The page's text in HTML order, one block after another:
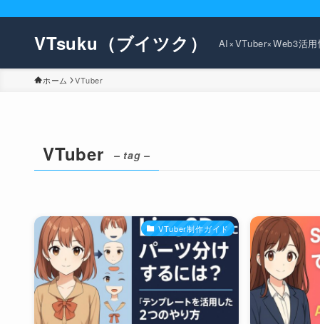
VTsuku（ブイツク） AI×VTuber×Web3活用
ホーム VTuber
VTuber – tag –
VTuber制作ガイド